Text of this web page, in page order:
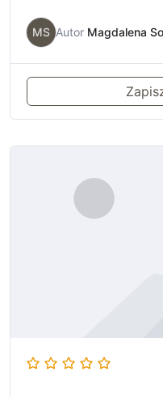
MS Autor Magdalena